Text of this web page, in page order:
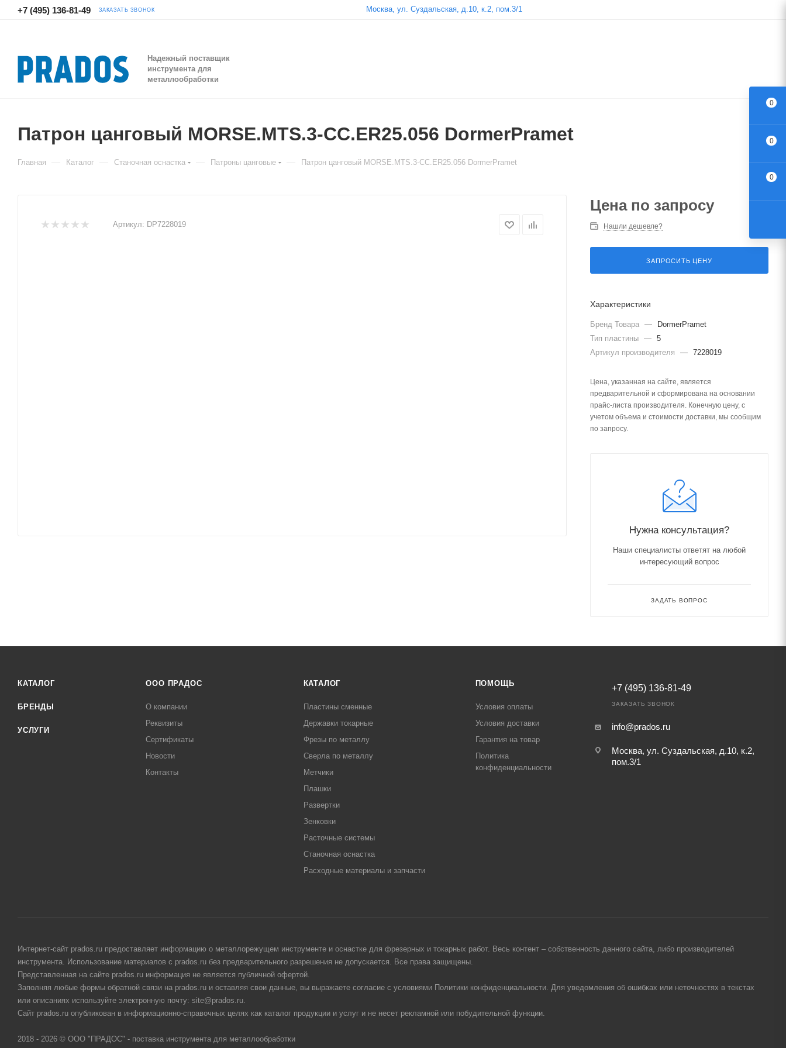
+7 (495) 136-81-49 ЗАКАЗАТЬ ЗВОНОК Москва, ул. Суздальская, д.10, к.2, пом.3/1
Надежный поставщик
инструмента для
металлообработки
Патрон цанговый MORSE.MTS.3-CC.ER25.056 DormerPramet
Главная — Каталог — Станочная оснастка — Патроны цанговые — Патрон цанговый MORSE.MTS.3-CC.ER25.056 DormerPramet
Артикул: DP7228019
Цена по запросу
Нашли дешевле?
ЗАПРОСИТЬ ЦЕНУ
Характеристики
Бренд Товара —
DormerPramet
Тип пластины — 5
Артикул производителя
— 7228019
Цена, указанная на сайте, является
предварительной и сформирована на основании
прайс-листа производителя. Конечную цену, с
учетом объема и стоимости доставки, мы сообщим
по запросу.
Нужна консультация?
Наши специалисты ответят на любой
интересующий вопрос
ЗАДАТЬ ВОПРОС
КАТАЛОГ
БРЕНДЫ
УСЛУГИ
ООО ПРАДОС
О компании
Реквизиты
Сертификаты
Новости
Контакты
КАТАЛОГ
Пластины сменные
Державки токарные
Фрезы по металлу
Сверла по металлу
Метчики
Плашки
Развертки
Зенковки
Расточные системы
Станочная оснастка
Расходные материалы и запчасти
ПОМОЩЬ
Условия оплаты
Условия доставки
Гарантия на товар
Политика
конфиденциальности
+7 (495) 136-81-49
ЗАКАЗАТЬ ЗВОНОК
info@prados.ru
Москва, ул. Суздальская, д.10, к.2,
пом.3/1
Интернет-сайт prados.ru предоставляет информацию о металлорежущем инструменте и оснастке для фрезерных и токарных работ. Весь контент – собственность данного сайта, либо производителей
инструмента. Использование материалов с prados.ru без предварительного разрешения не допускается. Все права защищены.
Представленная на сайте prados.ru информация не является публичной офертой.
Заполняя любые формы обратной связи на prados.ru и оставляя свои данные, вы выражаете согласие с условиями Политики конфиденциальности. Для уведомления об ошибках или неточностях в текстах
или описаниях используйте электронную почту: site@prados.ru.
Сайт prados.ru опубликован в информационно-справочных целях как каталог продукции и услуг и не несет рекламной или побудительной функции.
2018 - 2026 © ООО "ПРАДОС" - поставка инструмента для металлообработки
0
0
0